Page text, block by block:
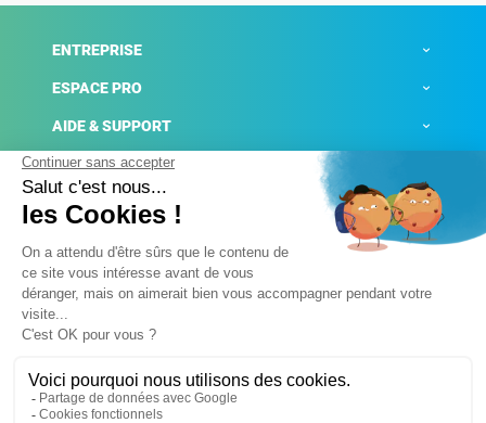
ENTREPRISE
ESPACE PRO
AIDE & SUPPORT
ACTUALITÉS
Mentions légales
Conditions générales de ventes